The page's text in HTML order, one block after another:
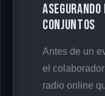
Conjuntos
Antes de un
el
radio online